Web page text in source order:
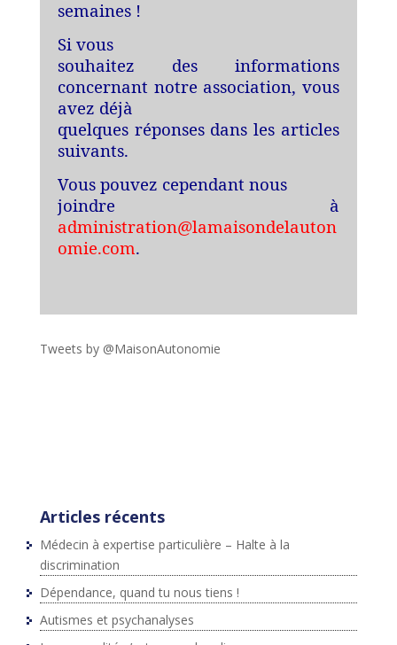
semaines !
Si vous
souhaitez des informations
concernant notre association, vous
avez déjà
quelques réponses dans les articles
suivants.
Vous pouvez cependant nous
joindre à
administration@lamaisondelauton
omie.com.
Tweets by @MaisonAutonomie
Articles récents
Médecin à expertise particulière – Halte à la
discrimination
Dépendance, quand tu nous tiens !
Autismes et psychanalyses